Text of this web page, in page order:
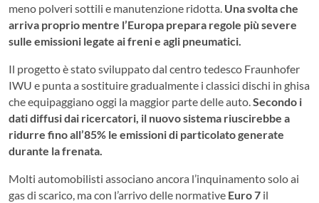
meno polveri sottili e manutenzione ridotta. Una svolta che
arriva proprio mentre l’Europa prepara regole più severe
sulle emissioni legate ai freni e agli pneumatici.
Il progetto è stato sviluppato dal centro tedesco Fraunhofer
IWU e punta a sostituire gradualmente i classici dischi in ghisa
che equipaggiano oggi la maggior parte delle auto. Secondo i
dati diffusi dai ricercatori, il nuovo sistema riuscirebbe a
ridurre fino all’85% le emissioni di particolato generate
durante la frenata.
Molti automobilisti associano ancora l’inquinamento solo ai
gas di scarico, ma con l’arrivo delle normative Euro 7 il